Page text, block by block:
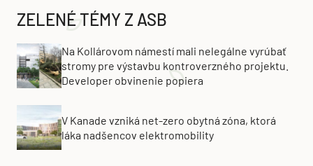
ZELENÉ TÉMY Z ASB
Na Kollárovom námestí mali nelegálne vyrúbať
stromy pre výstavbu kontroverzného projektu.
Developer obvinenie popiera
V Kanade vzniká net-zero obytná zóna, ktorá
láka nadšencov elektromobility